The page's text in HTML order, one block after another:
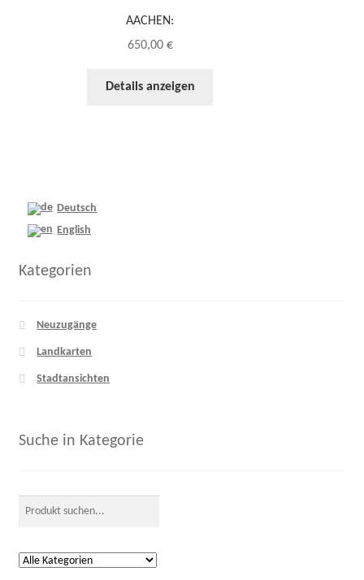
AACHEN:
650,00 €
Details anzeigen
Deutsch
English
Kategorien
Neuzugänge
Landkarten
Stadtansichten
Suche in Kategorie